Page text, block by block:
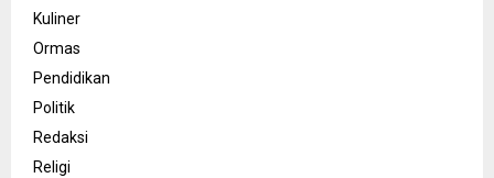
Kuliner
Ormas
Pendidikan
Politik
Redaksi
Religi